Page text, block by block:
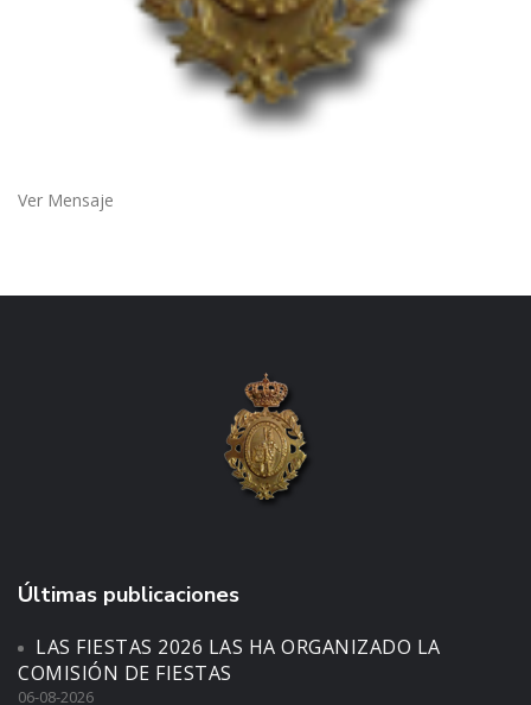
Ver Mensaje
Últimas publicaciones
LAS FIESTAS 2026 LAS HA ORGANIZADO LA
COMISIÓN DE FIESTAS
06-08-2026